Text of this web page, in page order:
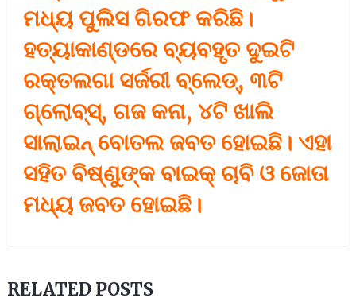
ମଧ୍ୟ ପୁଲିସ ଗିରଫ କରିଛି।
ହତ୍ୟାକାଣ୍ଡରେ ବ୍ୟବହୃତ ଦୁଇଟି
ରକ୍ତଲଗା ସର୍ଜରୀ ବ୍ଲେଡ୍‌, ୩ଟି
ଗ୍ଲୋବ୍‌ସ୍‌, ଗଜ କନା, ୪ଟି ଖାଲି
ସାଲାଇନ୍‌ ବୋତଲ ଜବତ ହୋଇଛି। ଏହା
ସହିତ ବିଷ୍ଣୁଙ୍କ ବାଇକ୍‌ ଚାବି ଓ ଜୋତା
ମଧ୍ୟ ଜବତ ହୋଇଛି।
RELATED POSTS